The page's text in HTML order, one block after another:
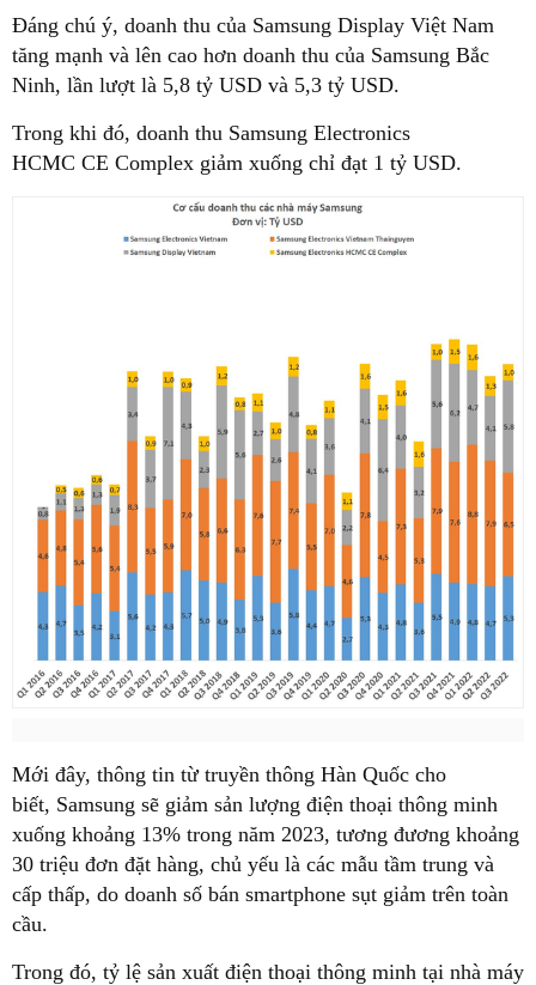
Đáng chú ý, doanh thu của Samsung Display Việt Nam
tăng mạnh và lên cao hơn doanh thu của Samsung Bắc
Ninh, lần lượt là 5,8 tỷ USD và 5,3 tỷ USD.
Trong khi đó, doanh thu Samsung Electronics
HCMC CE Complex giảm xuống chỉ đạt 1 tỷ USD.
Mới đây, thông tin từ truyền thông Hàn Quốc cho
biết, Samsung sẽ giảm sản lượng điện thoại thông minh
xuống khoảng 13% trong năm 2023, tương đương khoảng
30 triệu đơn đặt hàng, chủ yếu là các mẫu tầm trung và
cấp thấp, do doanh số bán smartphone sụt giảm trên toàn
cầu.
Trong đó, tỷ lệ sản xuất điện thoại thông minh tại nhà máy